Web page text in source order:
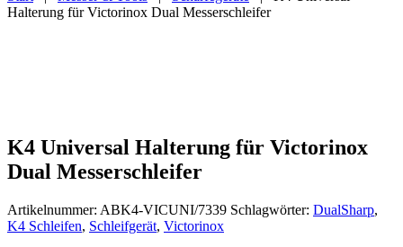
Halterung für Victorinox Dual Messerschleifer
K4 Universal Halterung für Victorinox
Dual Messerschleifer
Artikelnummer: ABK4-VICUNI/7339 Schlagwörter: DualSharp,
K4 Schleifen, Schleifgerät, Victorinox